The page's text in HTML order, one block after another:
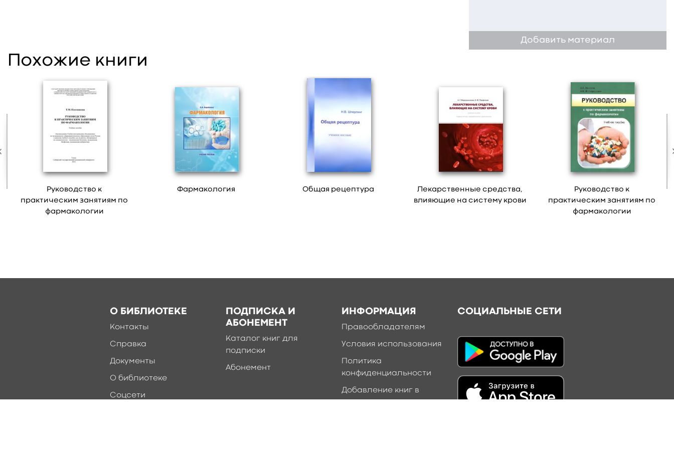
Добавить материал
Похожие книги
Руководство к
практическим занятиям по
фармакологии
Фармакология Общая рецептура
Лекарственные средства,
влияющие на систему крови
Руководство к
практическим занятиям по
фармакологии
О БИБЛИОТЕКЕ
Контакты
Справка
Документы
О библиотеке
Соцсети
ПОДПИСКА И
АБОНЕМЕНТ
Каталог книг для
подписки
Абонемент
ИНФОРМАЦИЯ
Правообладателям
Условия использования
Политика
конфиденциальности
Добавление книг в
СОЦИАЛЬНЫЕ СЕТИ